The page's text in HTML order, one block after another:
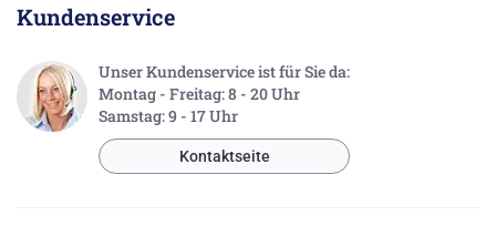
Kundenservice
Unser Kundenservice ist für Sie da:
Montag - Freitag: 8 - 20 Uhr
Samstag: 9 - 17 Uhr
Kontaktseite